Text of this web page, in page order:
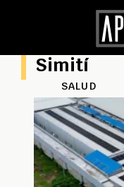
Simití
SALUD